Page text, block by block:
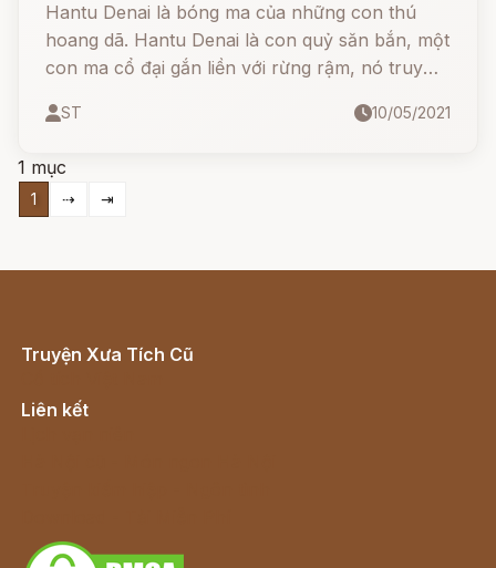
Hantu Denai là bóng ma của những con thú
hoang dã. Hantu Denai là con quỷ săn bắn, một
con ma cổ đại gắn liền với rừng rậm, nó truy
những dấu vết do động vật hoang dã để lại,
ST 10/05/2021
1 mục
1 ⇢ ⇥
Truyện Xưa Tích Cũ
Liên kết